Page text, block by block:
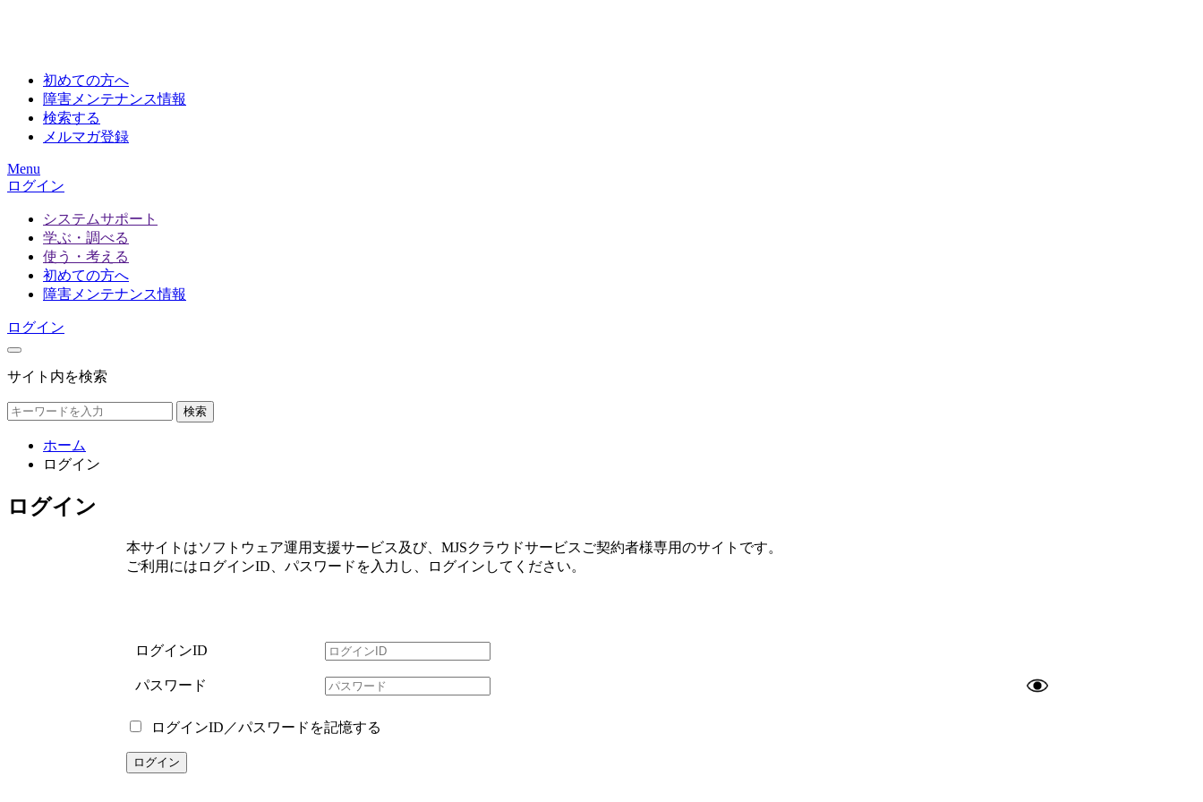
初めての方へ
障害メンテナンス情報
検索する
メルマガ登録
Menu
ログイン
システムサポート
学ぶ・調べる
使う・考える
初めての方へ
障害メンテナンス情報
ログイン
サイト内を検索
検索
ホーム
ログイン
ログイン
本サイトはソフトウェア運用支援サービス及び、MJSクラウドサービスご契約者様専用のサイトです。
ご利用にはログインID、パスワードを入力し、ログインしてください。
ログインID
パスワード
ログインID／パスワードを記憶する
ログイン